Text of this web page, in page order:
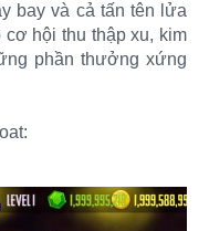
bay và cả tấn tên lửa
hội thu thập xu, kim
phần thưởng xứng